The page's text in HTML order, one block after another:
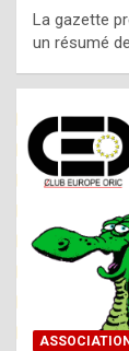
La gazette
un résumé
ASSOCIATION